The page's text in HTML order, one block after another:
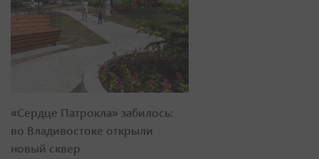
«Сердце Патрокла» забилось:
во Владивостоке открыли
новый сквер